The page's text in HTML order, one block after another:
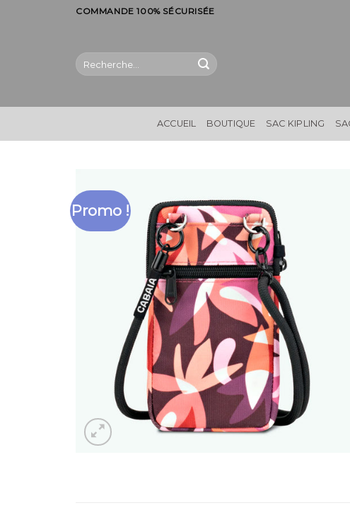
COMMANDE 100% SÉCURISÉE
Recherche
pour :
ACCUEIL BOUTIQUE SAC KIPLING
Promo !